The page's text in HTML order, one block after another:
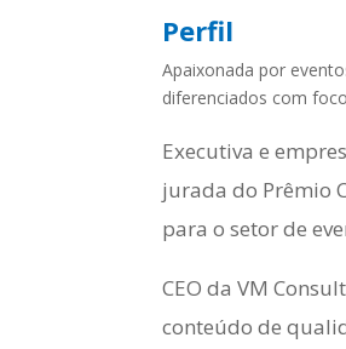
Perfil
Apaixonada por
diferenciados com
Executiva e
jurada do Prêmio
para o setor de
CEO da VM
conteúdo de